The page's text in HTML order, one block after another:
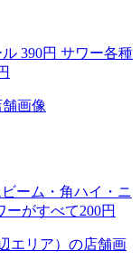
390円 サワー各種
ーム・角ハイ・ニ
がすべて200円